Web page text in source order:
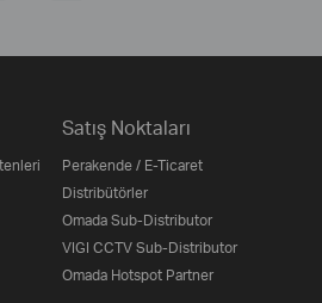
Satış Noktaları
Perakende / E-Ticaret
Distribütörler
Omada Sub-Distributor
VIGI CCTV Sub-Distributor
Omada Hotspot Partner